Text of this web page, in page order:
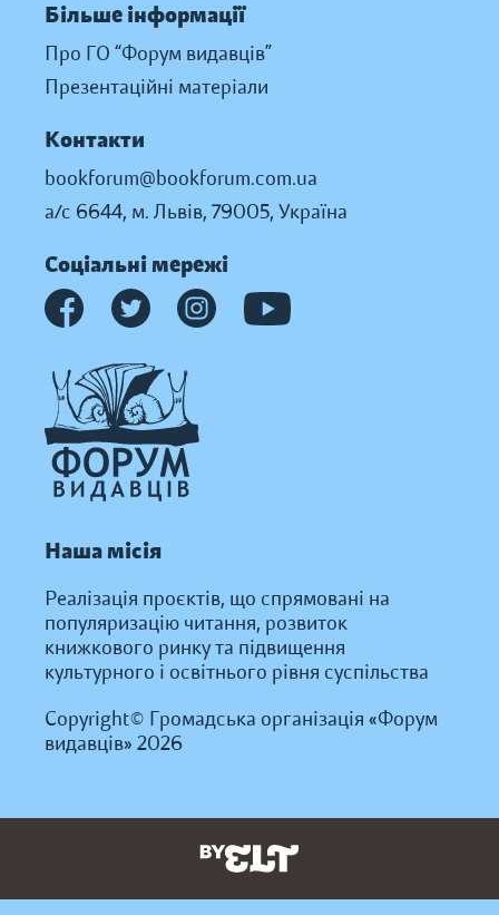
Більше інформації
Про ГО “Форум видавців”
Презентаційні матеріали
Контакти
bookforum@bookforum.com.ua
а/с 6644, м. Львів, 79005, Україна
Соціальні мережі
Наша місія
Реалізація проєктів, що спрямовані на
популяризацію читання, розвиток
книжкового ринку та підвищення
культурного і освітнього рівня суспільства
Copyright© Громадська організація «Форум
видавців» 2026